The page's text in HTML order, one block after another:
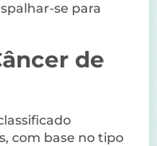
se para
de
com base no tipo